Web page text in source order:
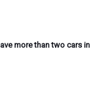
more than two cars in